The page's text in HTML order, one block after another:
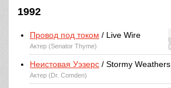
1992
Провод под током / Live Wire
Актер (Senator Thyme)
Неистовая Уэзерс / Stormy Weathers
Актер (Dr. Comden)